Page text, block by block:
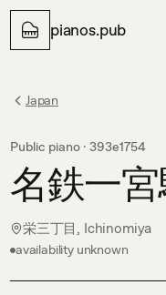
pianos.pub
Japan
Public piano · 393e1754
名鉄一
栄三丁目, Ichinomiya
availability unknown